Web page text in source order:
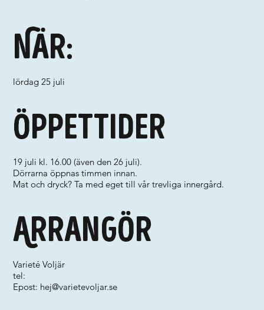
När:
lördag 25 juli
Arrangör
Varieté Voljär
tel:
Epost: hej@varietevoljar.se
Öppettider
19 juli kl. 16.00 (även den 26 juli).
Dörrarna öppnas timmen innan.
Mat och dryck? Ta med eget till vår trevliga innergård.